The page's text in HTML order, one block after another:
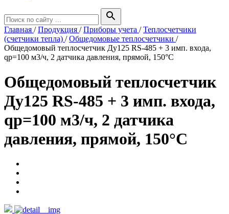
search
Главная /Продукция /Приборы учета /Теплосчетчики
(счетчики тепла) /Общедомовые теплосчетчики /
Общедомовый теплосчетчик Ду125 RS-485 + 3 имп. входа,
qp=100 м3/ч, 2 датчика давления, прямой, 150°C
Общедомовый теплосчетчик
Ду125 RS-485 + 3 имп. входа,
qp=100 м3/ч, 2 датчика
давления, прямой, 150°C